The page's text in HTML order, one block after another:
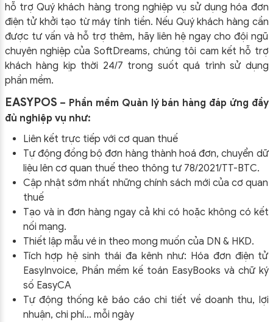
hỗ trợ Quý khách hàng trong nghiệp vụ sử dụnghóa đơn
điện tử khởi tạo từ máy tính tiền. Nếu Quý khách hàng cần
được tư vấn và hỗ trợ thêm, hãy liên hệ ngay cho đội ngũ
chuyên nghiệp của SoftDreams, chúng tôi cam kết hỗ trợ
khách hàng kịp thời 24/7 trong suốt quá trình sử dụng
phần mềm.
EASYPOS – Phần mềm Quản lý bán hàng đáp ứng đầy
đủ nghiệp vụ như:
Liên kết trực tiếp với cơ quan thuế
Tự động đồng bộ đơn hàng thành hoá đơn, chuyển dữ
liệu lên cơ quan thuế theo thông tư 78/2021/TT-BTC.
Cập nhật sớm nhất những chính sách mới của cơ quan
thuế
Tạo và in đơn hàng ngay cả khi có hoặc không có kết
nối mạng.
Thiết lập mẫu vé in theo mong muốn của DN & HKD.
Tích hợp hệ sinh thái đa kênh như: Hóa đơn điện tử
EasyInvoice, Phần mềm kế toán EasyBooks và chữ ký
số EasyCA
Tự động thống kê báo cáo chi tiết về doanh thu, lợi
nhuận, chi phí… mỗi ngày